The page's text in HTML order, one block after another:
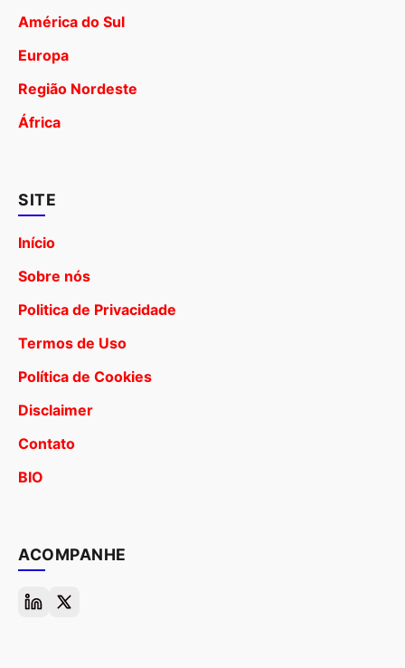
América do Sul
Europa
Região Nordeste
África
SITE
Início
Sobre nós
Politica de Privacidade
Termos de Uso
Política de Cookies
Disclaimer
Contato
BIO
ACOMPANHE